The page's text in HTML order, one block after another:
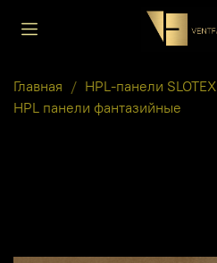
Главная
HPL-панели SLOTEX
HPL панели фантазийные